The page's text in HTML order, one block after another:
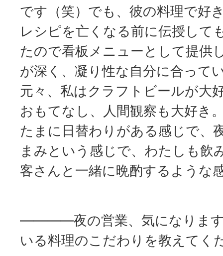
です（笑）でも、彼の料理で好
レシピを亡くなる前に伝授して
たので看板メニューとして提供
が深く、凝り性な自分に合って
元々、私はクラフトビールが大
おもてなし、人間観察も大好き
たまに日替わりがある感じで、
まみという感じで、わたしも飲
客さんと一緒に晩酌するような
――――夜の営業、気になります
いる料理のこだわりを教えてく